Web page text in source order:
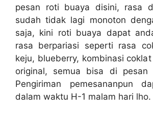
pesan roti buaya disini, rasa
sudah tidak lagi monoton
saja, kini roti buaya dapat
rasa berpariasi seperti rasa
keju, blueberry, kombinasi
original, semua bisa di pesan
Pengiriman pemesananpun
dalam waktu H-1 malam hari lho.